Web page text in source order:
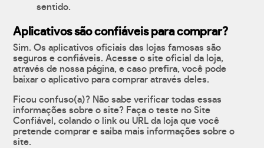
sentido.
Aplicativos são confiáveis para comprar?
Sim. Os aplicativos oficiais das lojas famosas são
seguros e confiáveis. Acesse o site oficial da loja,
através de nossa página, e caso prefira, você pode
baixar o aplicativo para comprar através deles.
Ficou confuso(a)? Não sabe verificar todas essas
informações sobre o site? Faça o teste no Site
Confiável, colando o link ou URL da loja que você
pretende comprar e saiba mais informações sobre o
site.